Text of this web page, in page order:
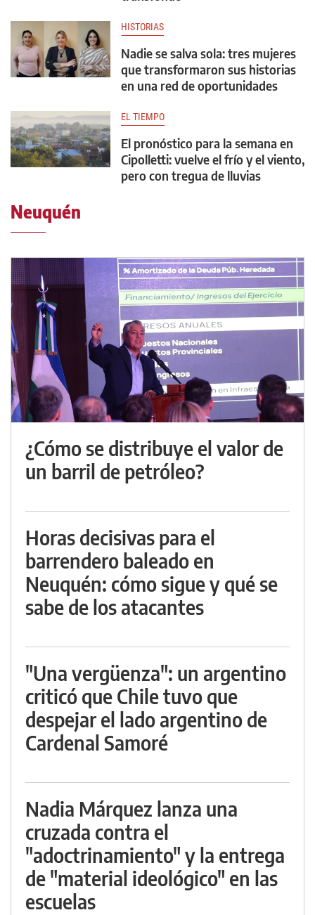
HISTORIAS
Nadie se salva sola: tres mujeres
que transformaron sus historias
en una red de oportunidades
EL TIEMPO
El pronóstico para la semana en
Cipolletti: vuelve el frío y el viento,
pero con tregua de lluvias
Neuquén
¿Cómo se distribuye el valor de
un barril de petróleo?
Horas decisivas para el
barrendero baleado en
Neuquén: cómo sigue y qué se
sabe de los atacantes
"Una vergüenza": un argentino
criticó que Chile tuvo que
despejar el lado argentino de
Cardenal Samoré
Nadia Márquez lanza una
cruzada contra el
"adoctrinamiento" y la entrega
de "material ideológico" en las
escuelas